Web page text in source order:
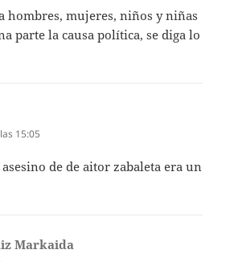
hombres, mujeres, niños y niñas
parte la causa política, se diga lo
15:05
de de aitor zabaleta era un
Markaida